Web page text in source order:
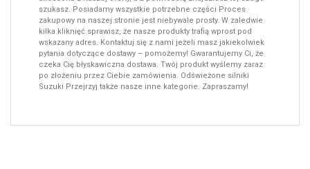
szukasz. Posiadamy wszystkie potrzebne części Proces
zakupowy na naszej stronie jest niebywale prosty. W zaledwie
kilka kliknięć sprawisz, że nasze produkty trafią wprost pod
wskazany adres. Kontaktuj się z nami jeżeli masz jakiekolwiek
pytania dotyczące dostawy – pomożemy! Gwarantujemy Ci, że
czeka Cię błyskawiczna dostawa. Twój produkt wyślemy zaraz
po złożeniu przez Ciebie zamówienia. Odświeżone silniki
Suzuki Przejrzyj także nasze inne kategorie. Zapraszamy!